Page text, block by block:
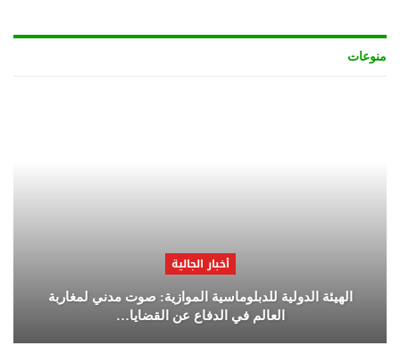
منوعات
أخبار الجالية
الهيئة الدولية للدبلوماسية الموازية: صوت مدني لمغاربة
العالم في الدفاع عن القضايا…